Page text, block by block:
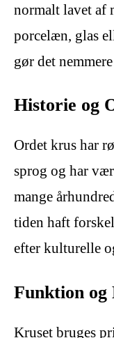
normalt lavet af
porcelæn, glas
gør det
Historie og
Ordet krus har
sprog og har
mange
tiden haft
efter kulturelle
Funktion og
Kruset bruges